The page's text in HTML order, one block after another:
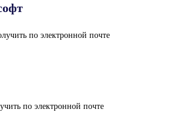
по электронной почте
по электронной почте